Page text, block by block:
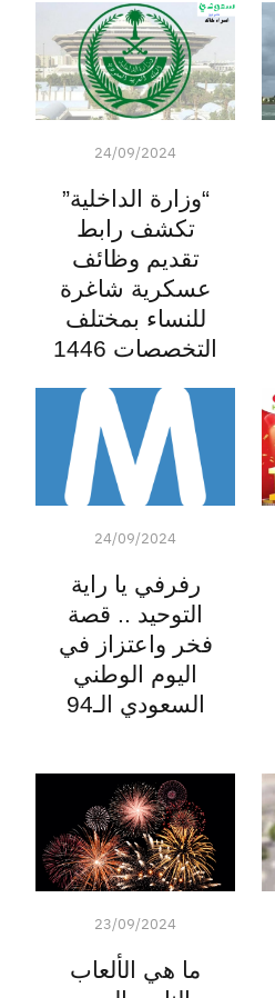
24/09/2024
“وزارة الداخلية”
تكشف رابط
تقديم وظائف
عسكرية شاغرة
للنساء بمختلف
التخصصات 1446
24/09/2024
رفرفي يا راية
التوحيد .. قصة
فخر واعتزاز في
اليوم الوطني
السعودي الـ94
23/09/2024
ما هي الألعاب